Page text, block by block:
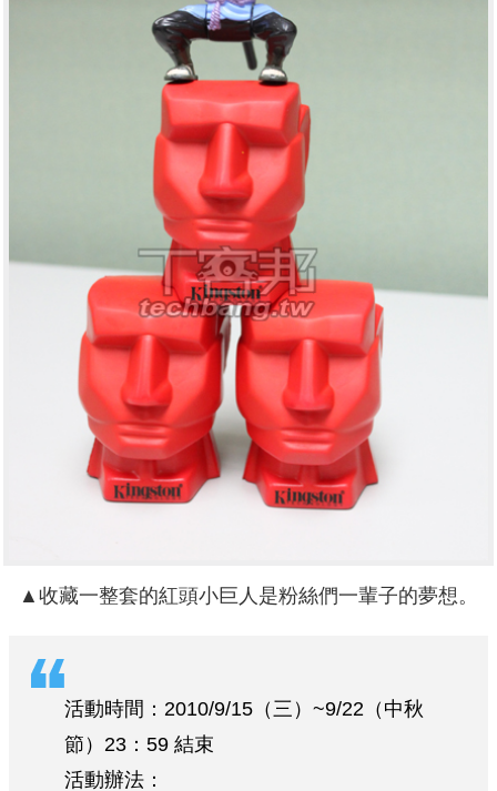
▲收藏一整套的紅頭小巨人是粉絲們一輩子的夢想。
活動時間：2010/9/15（三）~9/22（中秋
節）23：59 結束
活動辦法：